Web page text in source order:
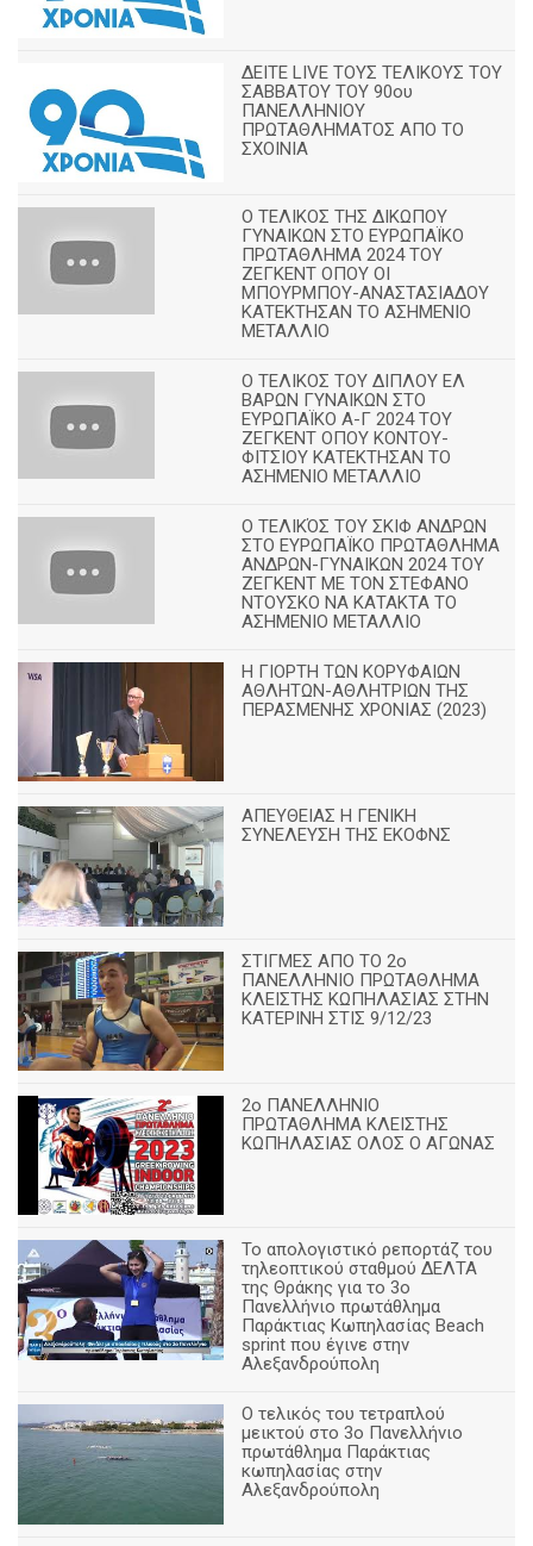
ΔΕΙΤΕ LIVE ΤΟΥΣ ΤΕΛΙΚΟΥΣ ΤΟΥ
ΣΑΒΒΑΤΟΥ ΤΟΥ 90ου
ΠΑΝΕΛΛΗΝΙΟΥ
ΠΡΩΤΑΘΛΗΜΑΤΟΣ ΑΠΟ ΤΟ
ΣΧΟΙΝΙΑ
Ο ΤΕΛΙΚΟΣ ΤΗΣ ΔΙΚΩΠΟΥ
ΓΥΝΑΙΚΩΝ ΣΤΟ ΕΥΡΩΠΑΪΚΟ
ΠΡΩΤΑΘΛΗΜΑ 2024 ΤΟΥ
ΖΕΓΚΕΝΤ ΟΠΟΥ ΟΙ
ΜΠΟΥΡΜΠΟΥ-ΑΝΑΣΤΑΣΙΑΔΟΥ
ΚΑΤΕΚΤΗΣΑΝ ΤΟ ΑΣΗΜΕΝΙΟ
ΜΕΤΑΛΛΙΟ
Ο ΤΕΛΙΚΟΣ ΤΟΥ ΔΙΠΛΟΥ ΕΛ
ΒΑΡΩΝ ΓΥΝΑΙΚΩΝ ΣΤΟ
ΕΥΡΩΠΑΪΚΟ Α-Γ 2024 ΤΟΥ
ΖΕΓΚΕΝΤ ΟΠΟΥ ΚΟΝΤΟΥ-
ΦΙΤΣΙΟΥ ΚΑΤΕΚΤΗΣΑΝ ΤΟ
ΑΣΗΜΕΝΙΟ ΜΕΤΑΛΛΙΟ
Ο ΤΕΛΙΚΌΣ ΤΟΥ ΣΚΙΦ ΑΝΔΡΩΝ
ΣΤΟ ΕΥΡΩΠΑΪΚΟ ΠΡΩΤΑΘΛΗΜΑ
ΑΝΔΡΩΝ-ΓΥΝΑΙΚΩΝ 2024 ΤΟΥ
ΖΕΓΚΕΝΤ ΜΕ ΤΟΝ ΣΤΕΦΑΝΟ
ΝΤΟΥΣΚΟ ΝΑ ΚΑΤΑΚΤΑ ΤΟ
ΑΣΗΜΕΝΙΟ ΜΕΤΑΛΛΙΟ
Η ΓΙΟΡΤΗ ΤΩΝ ΚΟΡΥΦΑΙΩΝ
ΑΘΛΗΤΩΝ-ΑΘΛΗΤΡΙΩΝ ΤΗΣ
ΠΕΡΑΣΜΕΝΗΣ ΧΡΟΝΙΑΣ (2023)
ΑΠΕΥΘΕΙΑΣ Η ΓΕΝΙΚΗ
ΣΥΝΕΛΕΥΣΗ ΤΗΣ ΕΚΟΦΝΣ
ΣΤΙΓΜΕΣ ΑΠΟ ΤΟ 2ο
ΠΑΝΕΛΛΗΝΙΟ ΠΡΩΤΑΘΛΗΜΑ
ΚΛΕΙΣΤΗΣ ΚΩΠΗΛΑΣΙΑΣ ΣΤΗΝ
ΚΑΤΕΡΙΝΗ ΣΤΙΣ 9/12/23
2ο ΠΑΝΕΛΛΗΝΙΟ
ΠΡΩΤΑΘΛΗΜΑ ΚΛΕΙΣΤΗΣ
ΚΩΠΗΛΑΣΙΑΣ ΟΛΟΣ Ο ΑΓΩΝΑΣ
Το απολογιστικό ρεπορτάζ του
τηλεοπτικού σταθμού ΔΕΛΤΑ
της Θράκης για το 3ο
Πανελλήνιο πρωτάθλημα
Παράκτιας Κωπηλασίας Beach
sprint που έγινε στην
Αλεξανδρούπολη
Ο τελικός του τετραπλού
μεικτού στο 3ο Πανελλήνιο
πρωτάθλημα Παράκτιας
κωπηλασίας στην
Αλεξανδρούπολη